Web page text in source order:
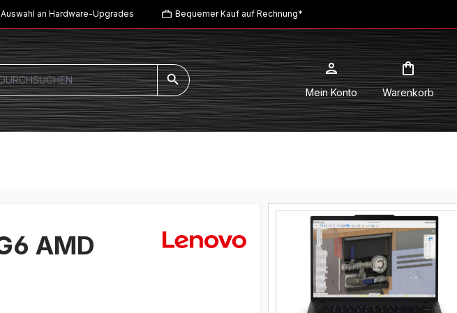
an Hardware-Upgrades Bequemer Kauf auf Rechnung*
Mein Konto Warenkorb
AMD